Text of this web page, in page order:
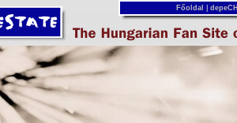
Főoldal